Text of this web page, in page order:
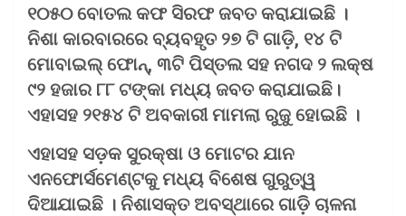
୧୦୫୦ ବୋତଲ କଫ ସିରଫ ଜବତ କରାଯାଇଛି ।
ନିଶା କାରବାରରେ ବ୍ୟବହୃତ ୨୭ ଟି ଗାଡ଼ି, ୧୪ ଟି
ମୋବାଇଲ୍‌ ଫୋନ୍‌, ୩ଟି ପିସ୍ତଲ ସହ ନଗଦ ୨ ଲକ୍ଷ
୯୨ ହଜାର ୮୮ ଟଙ୍କା ମଧ୍ୟ ଜବତ କରାଯାଇଛି।
ଏହାସହ ୨୧୫୪ ଟି ଅବକାରୀ ମାମଲା ରୁଜୁ ହୋଇଛି ।
ଏହାସହ ସଡ଼କ ସୁରକ୍ଷା ଓ ମୋଟର ଯାନ
ଏନଫୋର୍ସମେଣ୍ଟକୁ ମଧ୍ୟ ବିଶେଷ ଗୁରୁତ୍ୱ
ଦିଆଯାଇଛି । ନିଶାସକ୍ତ ଅବସ୍ଥାରେ ଗାଡ଼ି ଚାଳନା